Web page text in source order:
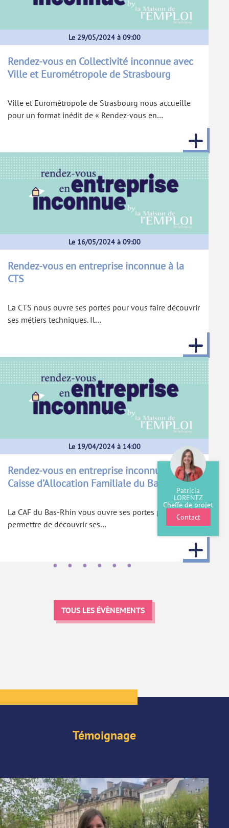
Patricia
LORENTZ
Cheffe de projet
Contact
Le 29/05/2024 à 09:00
Rendez-vous en Collectivité inconnue avec
Ville et Eurométropole de Strasbourg
Ville et Eurométropole de Strasbourg nous accueille
pour un format inédit de « Rendez-vous en…
Le 16/05/2024 à 09:00
Rendez-vous en entreprise inconnue à la
CTS
La CTS nous ouvre ses portes pour vous faire découvrir
ses métiers techniques. Il…
Le 19/04/2024 à 14:00
Rendez-vous en entreprise inconnue à la
Caisse d’Allocation Familiale du Bas-Rhin
La CAF du Bas-Rhin vous ouvre ses portes pour vous
permettre de découvrir ses…
TOUS LES ÉVÈNEMENTS
Témoignage